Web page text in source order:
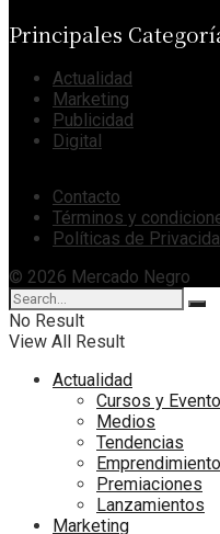
Principales
Actualidad
Marketing
Publicidad
Digital
Contacto
Términos y
Políticas de
© 2026 Mercado Negro
No Result
View All Result
Actualidad
Cursos y
Medios
Tendencias
Emprendimiento
Premiaciones
Lanzamientos
Marketing